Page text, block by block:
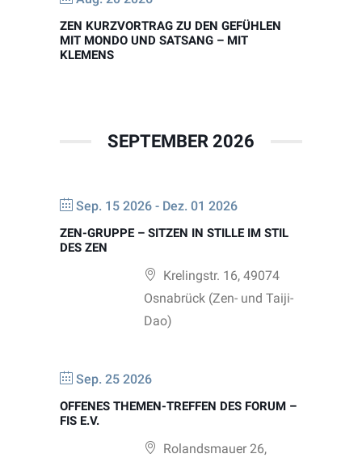
ZEN KURZVORTRAG ZU DEN GEFÜHLEN
MIT MONDO UND SATSANG – MIT
KLEMENS
SEPTEMBER 2026
Sep. 15 2026 - Dez. 01 2026
ZEN-GRUPPE – SITZEN IN STILLE IM STIL
DES ZEN
Krelingstr. 16, 49074
Osnabrück (Zen- und Taiji-
Dao)
Sep. 25 2026
OFFENES THEMEN-TREFFEN DES FORUM –
FIS E.V.
Rolandsmauer 26,